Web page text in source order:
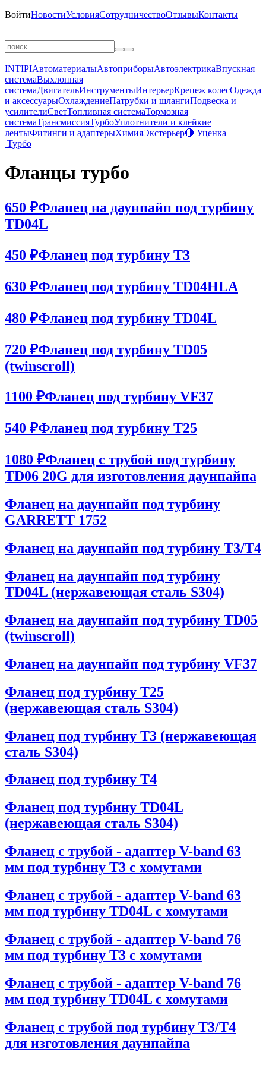
ВойтиНовостиУсловияСотрудничествоОтзывыКонтакты
INTIPIАвтоматериалыАвтоприборыАвтоэлектрикаВпускная
системаВыхлопная
системаДвигательИнструментыИнтерьерКрепеж колесОдежда
и аксессуарыОхлаждениеПатрубки и шлангиПодвеска и
усилителиСветТопливная системаТормозная
системаТрансмиссияТурбоУплотнители и клейкие
лентыФитинги и адаптерыХимияЭкстерьер🔴 Уценка
Турбо
Фланцы турбо
650 ₽Фланец на даунпайп под турбину
TD04L
450 ₽Фланец под турбину T3
630 ₽Фланец под турбину TD04HLA
480 ₽Фланец под турбину TD04L
720 ₽Фланец под турбину TD05
(twinscroll)
1100 ₽Фланец под турбину VF37
540 ₽Фланец под турбину Т25
1080 ₽Фланец с трубой под турбину
TD06 20G для изготовления даунпайпа
Фланец на даунпайп под турбину
GARRETT 1752
Фланец на даунпайп под турбину T3/T4
Фланец на даунпайп под турбину
TD04L (нержавеющая сталь S304)
Фланец на даунпайп под турбину TD05
(twinscroll)
Фланец на даунпайп под турбину VF37
Фланец под турбину T25
(нержавеющая сталь S304)
Фланец под турбину T3 (нержавеющая
сталь S304)
Фланец под турбину T4
Фланец под турбину TD04L
(нержавеющая сталь S304)
Фланец с трубой - адаптер V-band 63
мм под турбину T3 с хомутами
Фланец с трубой - адаптер V-band 63
мм под турбину TD04L с хомутами
Фланец с трубой - адаптер V-band 76
мм под турбину T3 с хомутами
Фланец с трубой - адаптер V-band 76
мм под турбину TD04L с хомутами
Фланец с трубой под турбину T3/T4
для изготовления даунпайпа